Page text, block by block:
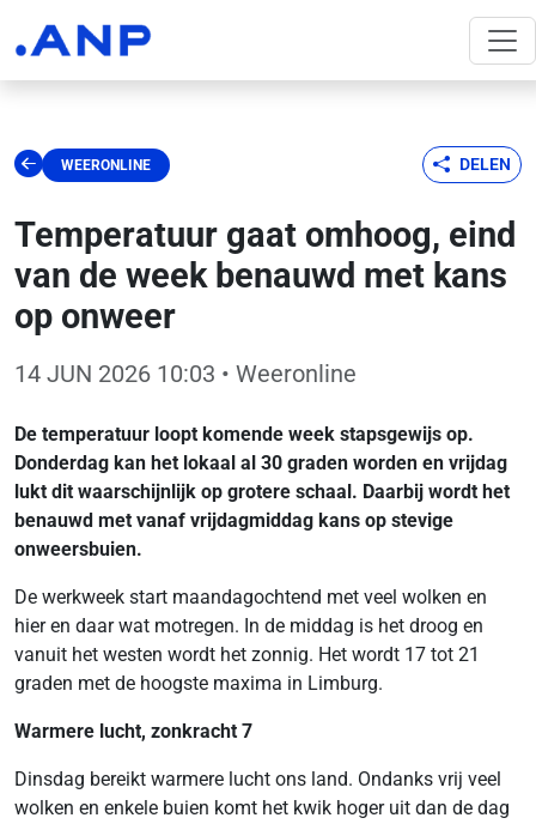
WEERONLINE DELEN
Temperatuur gaat omhoog, eind
van de week benauwd met kans
op onweer
14 JUN 2026 10:03 • Weeronline
De temperatuur loopt komende week stapsgewijs op.
Donderdag kan het lokaal al 30 graden worden en vrijdag
lukt dit waarschijnlijk op grotere schaal. Daarbij wordt het
benauwd met vanaf vrijdagmiddag kans op stevige
onweersbuien.
De werkweek start maandagochtend met veel wolken en
hier en daar wat motregen. In de middag is het droog en
vanuit het westen wordt het zonnig. Het wordt 17 tot 21
graden met de hoogste maxima in Limburg.
Warmere lucht, zonkracht 7
Dinsdag bereikt warmere lucht ons land. Ondanks vrij veel
wolken en enkele buien komt het kwik hoger uit dan de dag